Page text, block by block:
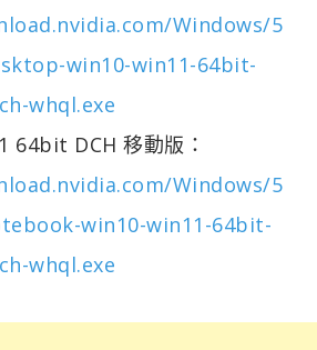
Windows/5
win10-win11-64bit-
whql.exe
64bit DCH 移動版：
Windows/5
win10-win11-64bit-
whql.exe